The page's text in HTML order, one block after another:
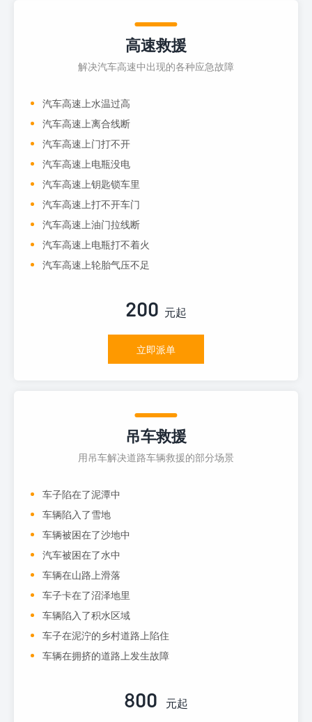
高速救援
解决汽车高速中出现的各种应急故障
汽车高速上水温过高
汽车高速上离合线断
汽车高速上门打不开
汽车高速上电瓶没电
汽车高速上钥匙锁车里
汽车高速上打不开车门
汽车高速上油门拉线断
汽车高速上电瓶打不着火
汽车高速上轮胎气压不足
200 元起
立即派单
吊车救援
用吊车解决道路车辆救援的部分场景
车子陷在了泥潭中
车辆陷入了雪地
车辆被困在了沙地中
汽车被困在了水中
车辆在山路上滑落
车子卡在了沼泽地里
车辆陷入了积水区域
车子在泥泞的乡村道路上陷住
车辆在拥挤的道路上发生故障
800 元起